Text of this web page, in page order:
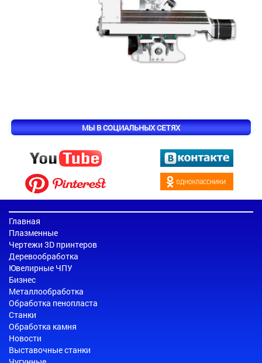
МЫ В СОЦИАЛЬНЫХ СЕТЯХ
Главная
Плазменные
Чертежи 3D принтеров
Деревообработка
Ювелирные ЧПУ
Бизнес
Металлообработка
Обработка пенопласта
Станки
Обработка камня
Новости
Выставочные станки